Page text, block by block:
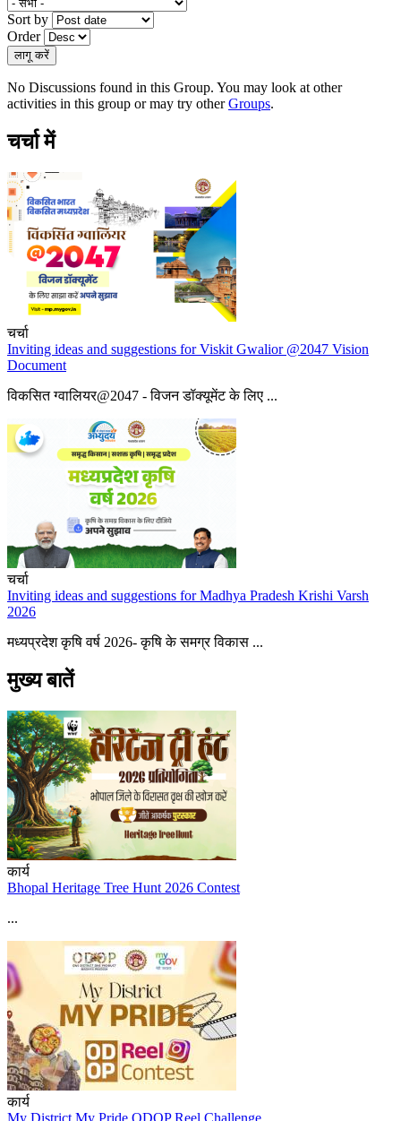
Sort by
Order
No Discussions found in this Group. You may look at other
activities in this group or may try otherGroups.
चर्चा में
चर्चा
Inviting ideas and suggestions for Viskit Gwalior @2047 Vision
Document
विकसित ग्वालियर@2047 - विजन डॉक्यूमेंट के लिए ...
चर्चा
Inviting ideas and suggestions for Madhya Pradesh Krishi Varsh
2026
मध्यप्रदेश कृषि वर्ष 2026- कृषि के समग्र विकास ...
मुख्य बातें
कार्य
Bhopal Heritage Tree Hunt 2026 Contest
...
कार्य
My District My Pride ODOP Reel Challenge